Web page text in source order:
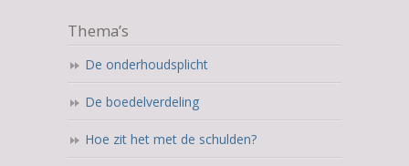
Thema’s
De onderhoudsplicht
De boedelverdeling
Hoe zit het met de schulden?